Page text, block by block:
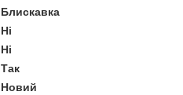
Блискавка
Ні
Ні
Так
Новий